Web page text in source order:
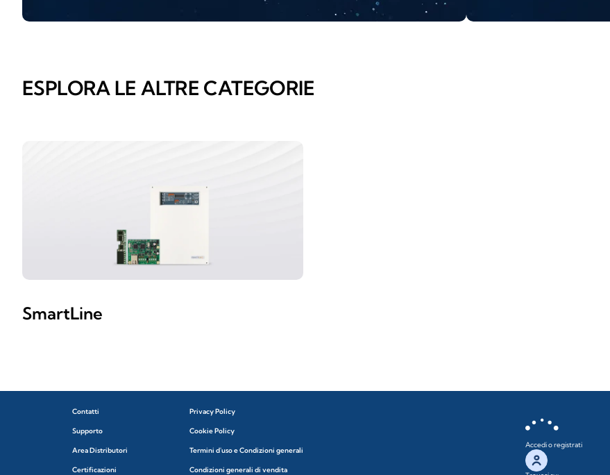
ESPLORA LE ALTRE CATEGORIE
SmartLine
Contatti
Supporto
Area Distributori
Certificazioni
Privacy Policy
Cookie Policy
Termini d'uso e Condizioni generali
Condizioni generali di vendita
Accedi o registrati